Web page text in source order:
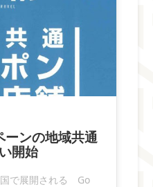
ンの地域共通
開始
国で展開される Go